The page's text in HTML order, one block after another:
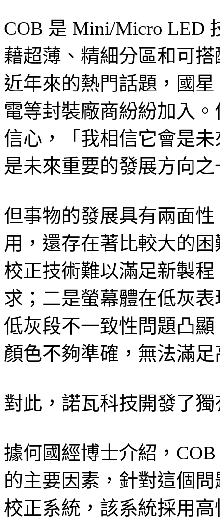
COB 是 Mini/Micro LED
藉超薄、精細分區和可
近年來的熱門話題，國
電等封裝廠商紛紛加入
信心，「我相信它會是
是未來重要的發展方向之
但事物的發展具有兩面
用，還存在著比較大的
校正技術難以滿足新製
求；二是螢幕體在低灰
低灰段不一致性問題凸
顏色不夠準確，無法滿
對此，諾瓦科技開發了
據何國經博士介紹，
的主要因素，針對這個
校正系統，該系統採用